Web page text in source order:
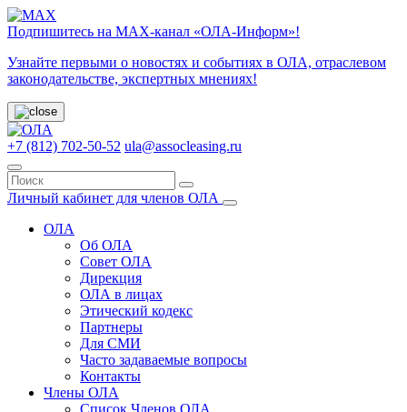
Подпишитесь на МАХ-канал «ОЛА-Информ»!
Узнайте первыми о новостях и событиях в ОЛА, отраслевом
законодательстве, экспертных мнениях!
+7 (812) 702-50-52 ula@assocleasing.ru
Личный кабинет для членов ОЛА
ОЛА
Об ОЛА
Совет ОЛА
Дирекция
ОЛА в лицах
Этический кодекс
Партнеры
Для СМИ
Часто задаваемые вопросы
Контакты
Члены ОЛА
Список Членов ОЛА